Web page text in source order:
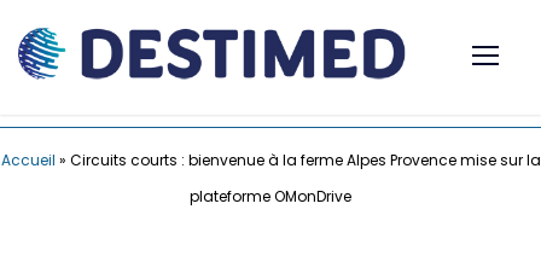
Accueil » Circuits courts : bienvenue à la ferme Alpes Provence mise sur la
plateforme OMonDrive